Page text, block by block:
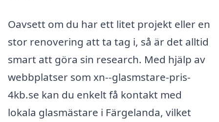
Oavsett om du har ett litet projekt eller en
stor renovering att ta tag i, så är det alltid
smart att göra sin research. Med hjälp av
webbplatser som xn--glasmstare-pris-
4kb.se kan du enkelt få kontakt med
lokala glasmästare i Färgelanda, vilket